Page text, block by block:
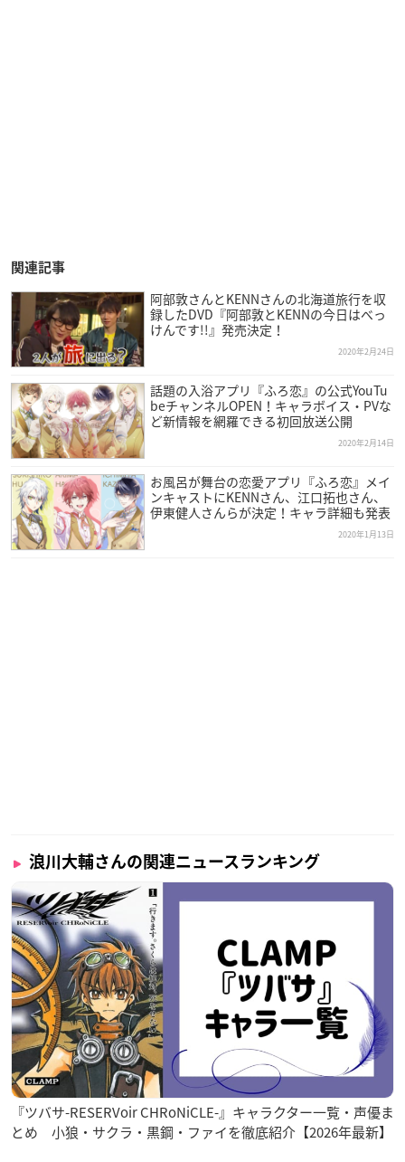
関連記事
阿部敦さんとKENNさんの北海道旅行を収
録したDVD『阿部敦とKENNの今日はべっ
けんです!!』発売決定！
2020年2月24日
話題の入浴アプリ『ふろ恋』の公式YouTu
beチャンネルOPEN！キャラボイス・PVな
ど新情報を網羅できる初回放送公開
2020年2月14日
お風呂が舞台の恋愛アプリ『ふろ恋』メイ
ンキャストにKENNさん、江口拓也さん、
伊東健人さんらが決定！キャラ詳細も発表
2020年1月13日
浪川大輔さんの関連ニュースランキング
『ツバサ-RESERVoir CHRoNiCLE-』キャラクター一覧・声優ま
とめ 小狼・サクラ・黒鋼・ファイを徹底紹介【2026年最新】